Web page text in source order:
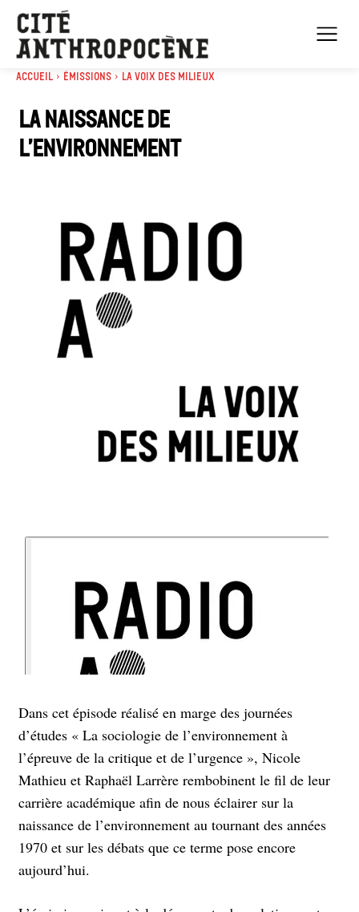
Accueil Émissions La voix des milieux
La naissance de
l’environnement
Dans cet épisode réalisé en marge des journées
d’études « La sociologie de l’environnement à
l’épreuve de la critique et de l’urgence », Nicole
Mathieu et Raphaël Larrère rembobinent le fil de leur
carrière académique afin de nous éclairer sur la
naissance de l’environnement au tournant des années
1970 et sur les débats que ce terme pose encore
aujourd’hui.